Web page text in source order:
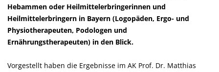
Hebammen oder Heilmittelerbringerinnen und
Heilmittelerbringern in Bayern (Logopäden, Ergo- und
Physiotherapeuten, Podologen und
Ernährungstherapeuten) in den Blick.
Vorgestellt haben die Ergebnisse im AK Prof. Dr. Matthias